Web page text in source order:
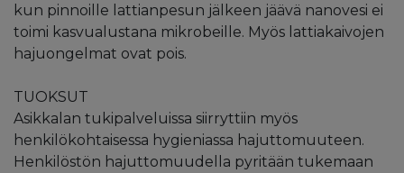
kun pinnoille lattianpesun jälkeen jäävä nanovesi ei
toimi kasvualustana mikrobeille. Myös lattiakaivojen
hajuongelmat ovat pois.
TUOKSUT
Asikkalan tukipalveluissa siirryttiin myös
henkilökohtaisessa hygieniassa hajuttomuuteen.
Henkilöstön hajuttomuudella pyritään tukemaan